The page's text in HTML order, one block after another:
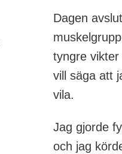
Dagen
tyngre
vill säga att
vila.
Jag gjorde
och jag